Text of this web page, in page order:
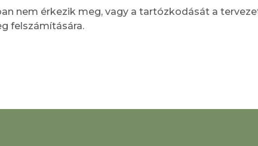
nem érkezik meg, vagy a tartózkodását a
felszámítására.